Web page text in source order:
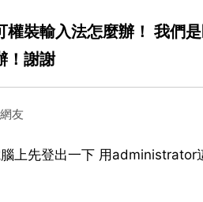
權裝輸入法怎麼辦！ 我們
！謝謝
友
上先登出一下 用administrator